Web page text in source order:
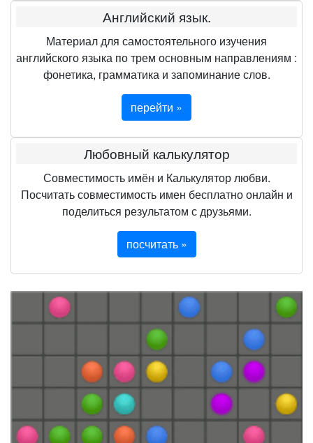
Английский язык.
Материал для самостоятельного изучения
английского языка по трем основным направлениям :
фонетика, грамматика и запоминание слов.
перейти »
Любовный калькулятор
Совместимость имён и Калькулятор любви.
Посчитать совместимость имен бесплатно онлайн и
поделиться результатом с друзьями.
посчитать »